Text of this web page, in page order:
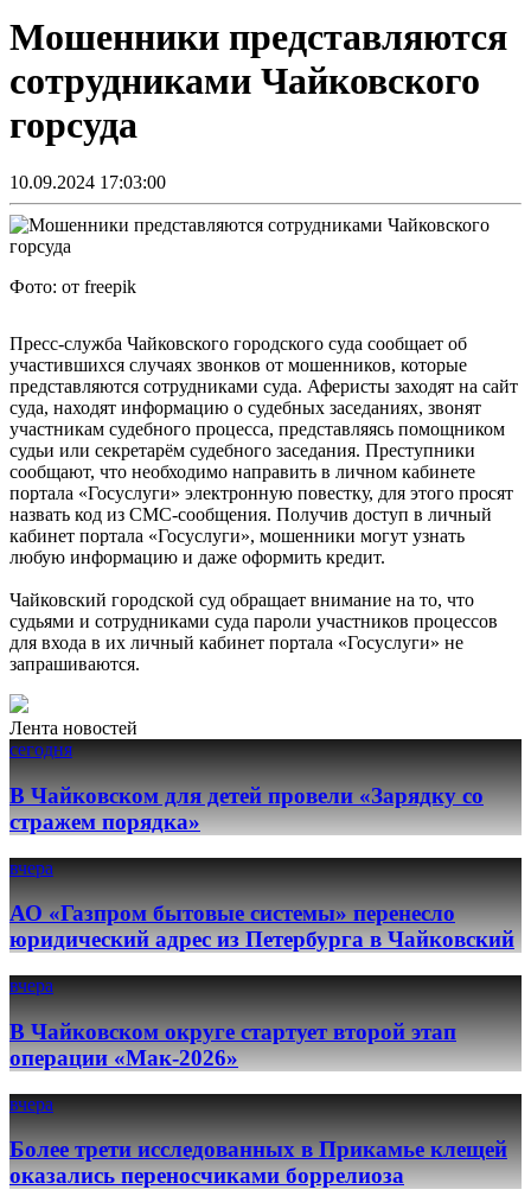
Мошенники представляются
сотрудниками Чайковского
горсуда
10.09.2024 17:03:00
Фото: от freepik
Пресс-служба Чайковского городского суда сообщает об
участившихся случаях звонков от мошенников, которые
представляются сотрудниками суда. Аферисты заходят на сайт
суда, находят информацию о судебных заседаниях, звонят
участникам судебного процесса, представляясь помощником
судьи или секретарём судебного заседания. Преступники
сообщают, что необходимо направить в личном кабинете
портала «Госуслуги» электронную повестку, для этого просят
назвать код из СМС-сообщения. Получив доступ в личный
кабинет портала «Госуслуги», мошенники могут узнать
любую информацию и даже оформить кредит.
Чайковский городской суд обращает внимание на то, что
судьями и сотрудниками суда пароли участников процессов
для входа в их личный кабинет портала «Госуслуги» не
запрашиваются.
Лента новостей
сегодня
В Чайковском для детей провели «Зарядку со
стражем порядка»
вчера
АО «Газпром бытовые системы» перенесло
юридический адрес из Петербурга в Чайковский
вчера
В Чайковском округе стартует второй этап
операции «Мак-2026»
вчера
Более трети исследованных в Прикамье клещей
оказались переносчиками боррелиоза